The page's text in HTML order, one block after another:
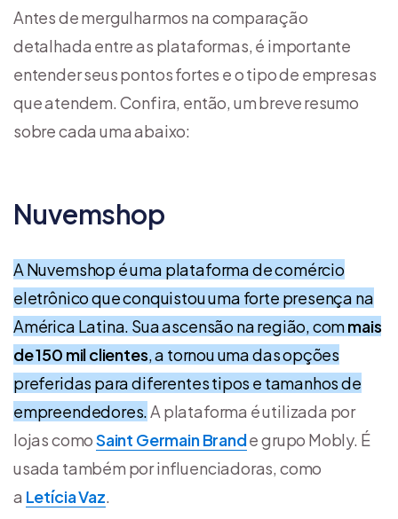
Antes de mergulharmos na comparação
detalhada entre as plataformas, é importante
entender seus pontos fortes e o tipo de empresas
que atendem. Confira, então, um breve resumo
sobre cada uma abaixo:
Nuvemshop
A Nuvemshop é uma plataforma de comércio
eletrônico que conquistou uma forte presença na
América Latina. Sua ascensão na região, commais
de 150 mil clientes , a tornou uma das opções
preferidas para diferentes tipos e tamanhos de
empreendedores. A plataforma é utilizada por
lojas comoSaint Germain Brande grupo Mobly. É
usada também por influenciadoras, como
a Letícia Vaz